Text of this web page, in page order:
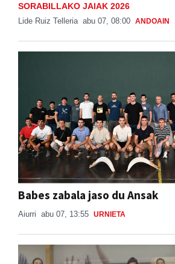
SORABILLAKO JAIAK 2026
Lide Ruiz Telleria abu 07, 08:00 ANDOAIN
Babes zabala jaso du Ansak
Aiurri abu 07, 13:55 URNIETA